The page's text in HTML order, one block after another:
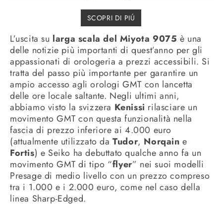
SCOPRI DI PIÚ
L’uscita su larga scala del Miyota 9075 è una
delle notizie più importanti di quest’anno per gli
appassionati di orologeria a prezzi accessibili. Si
tratta del passo più importante per garantire un
ampio accesso agli orologi GMT con lancetta
delle ore locale saltante. Negli ultimi anni,
abbiamo visto la svizzera Kenissi rilasciare un
movimento GMT con questa funzionalità nella
fascia di prezzo inferiore ai 4.000 euro
(attualmente utilizzato daTudor, Norqain e
Fortis) e Seiko ha debuttato qualche anno fa un
movimento GMT di tipo “flyer” nei suoi modelli
Presage di medio livello con un prezzo compreso
tra i 1.000 e i 2.000 euro, come nel caso della
linea Sharp-Edged.